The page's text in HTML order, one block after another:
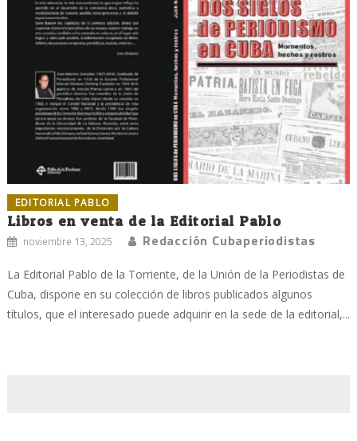
EDITORIAL PABLO
Libros en venta de la Editorial Pablo
noviembre 13, 2025 Redacción Cubaperiodistas
La Editorial Pablo de la Torriente, de la Unión de la Periodistas de
Cuba, dispone en su colección de libros publicados algunos
títulos, que el interesado puede adquirir en la sede de la editorial,...